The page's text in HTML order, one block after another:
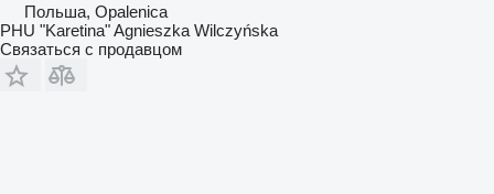
Польша, Opalenica
PHU "Karetina" Agnieszka Wilczyńska
Связаться с продавцом